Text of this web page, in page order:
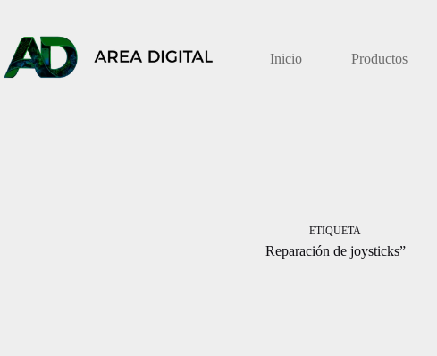
contenido
Inicio
Productos
ETIQUETA
Reparación de joysticks”